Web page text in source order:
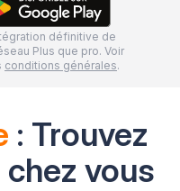
définitive de
Plus que pro. Voir
conditions générales.
: Trouvez
vous